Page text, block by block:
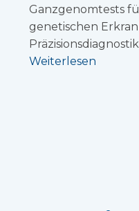
Ganzgenomtests
genetischen
Weiterlesen